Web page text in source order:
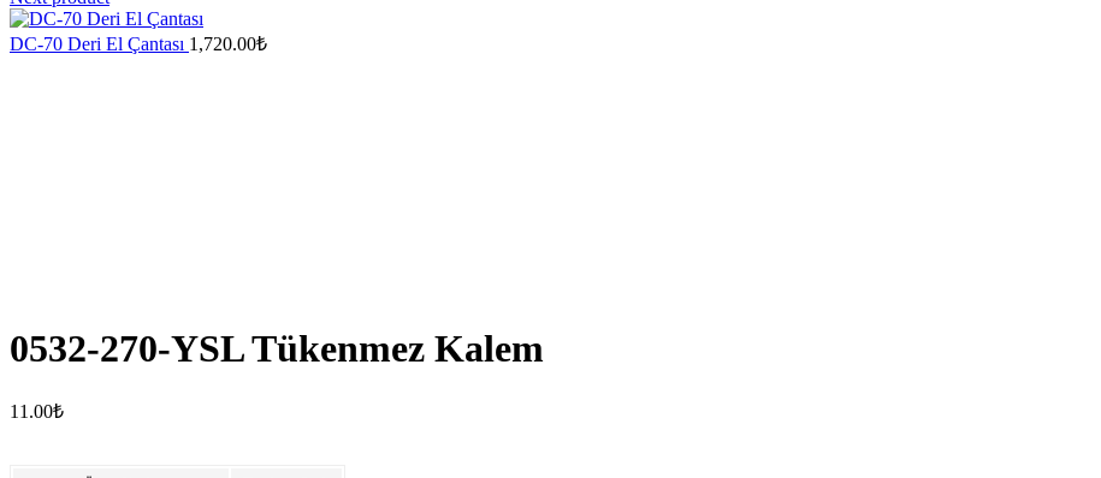
DC-70 Deri El Çantası 1,720.00₺
0532-270-YSL Tükenmez Kalem
11.00₺